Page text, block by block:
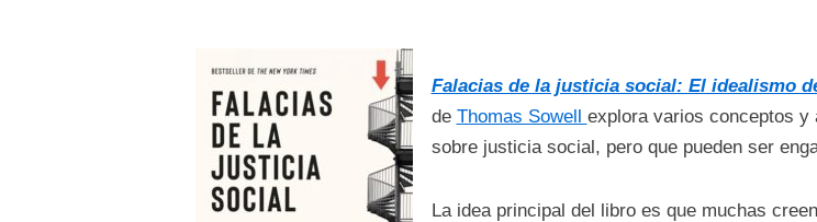
Falacias de la justicia social: El idealismo
de Thomas Sowell explora varios conceptos y
sobre justicia social, pero que pueden ser
La idea principal del libro es que muchas